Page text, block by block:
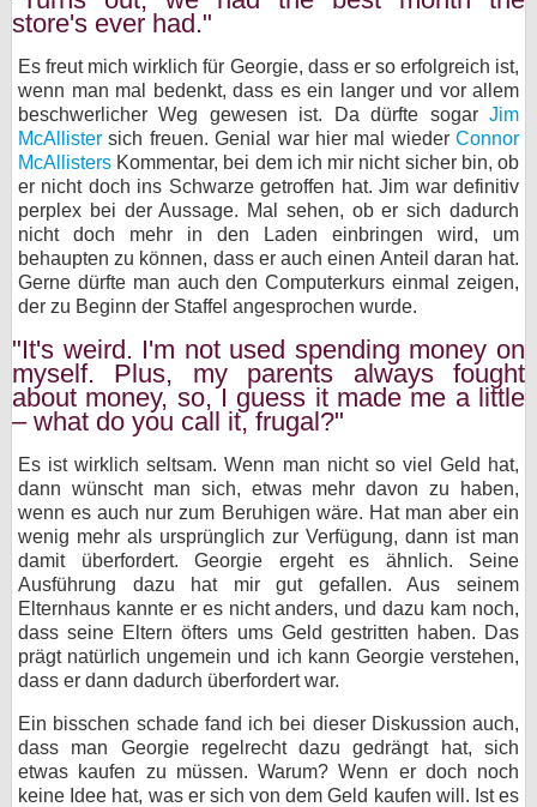
store's ever had."
Es freut mich wirklich für Georgie, dass er so erfolgreich ist,
wenn man mal bedenkt, dass es ein langer und vor allem
beschwerlicher Weg gewesen ist. Da dürfte sogar Jim
McAllister sich freuen. Genial war hier mal wieder Connor
McAllisters Kommentar, bei dem ich mir nicht sicher bin, ob
er nicht doch ins Schwarze getroffen hat. Jim war definitiv
perplex bei der Aussage. Mal sehen, ob er sich dadurch
nicht doch mehr in den Laden einbringen wird, um
behaupten zu können, dass er auch einen Anteil daran hat.
Gerne dürfte man auch den Computerkurs einmal zeigen,
der zu Beginn der Staffel angesprochen wurde.
"It's weird. I'm not used spending money on
myself. Plus, my parents always fought
about money, so, I guess it made me a little
– what do you call it, frugal?"
Es ist wirklich seltsam. Wenn man nicht so viel Geld hat,
dann wünscht man sich, etwas mehr davon zu haben,
wenn es auch nur zum Beruhigen wäre. Hat man aber ein
wenig mehr als ursprünglich zur Verfügung, dann ist man
damit überfordert. Georgie ergeht es ähnlich. Seine
Ausführung dazu hat mir gut gefallen. Aus seinem
Elternhaus kannte er es nicht anders, und dazu kam noch,
dass seine Eltern öfters ums Geld gestritten haben. Das
prägt natürlich ungemein und ich kann Georgie verstehen,
dass er dann dadurch überfordert war.
Ein bisschen schade fand ich bei dieser Diskussion auch,
dass man Georgie regelrecht dazu gedrängt hat, sich
etwas kaufen zu müssen. Warum? Wenn er doch noch
keine Idee hat, was er sich von dem Geld kaufen will. Ist es